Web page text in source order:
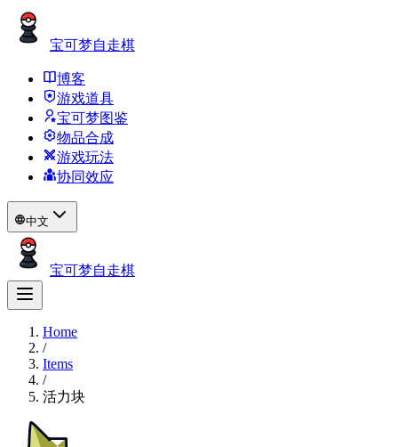
宝可梦自走棋
博客
游戏道具
宝可梦图鉴
物品合成
游戏玩法
协同效应
中文
宝可梦自走棋
Home
/
Items
/
活力块